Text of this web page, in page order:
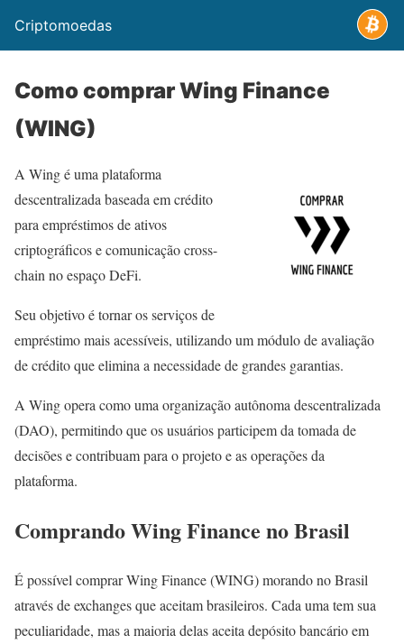
Criptomoedas
Como comprar Wing Finance
(WING)
A Wing é uma plataforma
descentralizada baseada em crédito
para empréstimos de ativos
criptográficos e comunicação cross-
chain no espaço DeFi.
Seu objetivo é tornar os serviços de
empréstimo mais acessíveis, utilizando um módulo de avaliação
de crédito que elimina a necessidade de grandes garantias.
A Wing opera como uma organização autônoma descentralizada
(DAO), permitindo que os usuários participem da tomada de
decisões e contribuam para o projeto e as operações da
plataforma.
Comprando Wing Finance no Brasil
É possível comprar Wing Finance (WING) morando no Brasil
através de exchanges que aceitam brasileiros. Cada uma tem sua
peculiaridade, mas a maioria delas aceita depósito bancário em